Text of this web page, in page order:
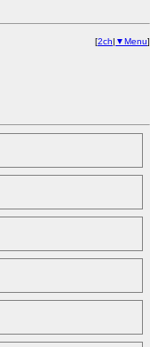
[2ch| ▼Menu]